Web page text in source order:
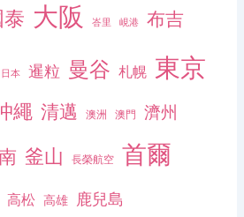
泰 大阪 峇里 峴港 布吉
日本 暹粒 曼谷 札幌 東京
繩 清邁 澳洲 澳門 濟州
釜山 長榮航空 首爾
高松 高雄 鹿兒島